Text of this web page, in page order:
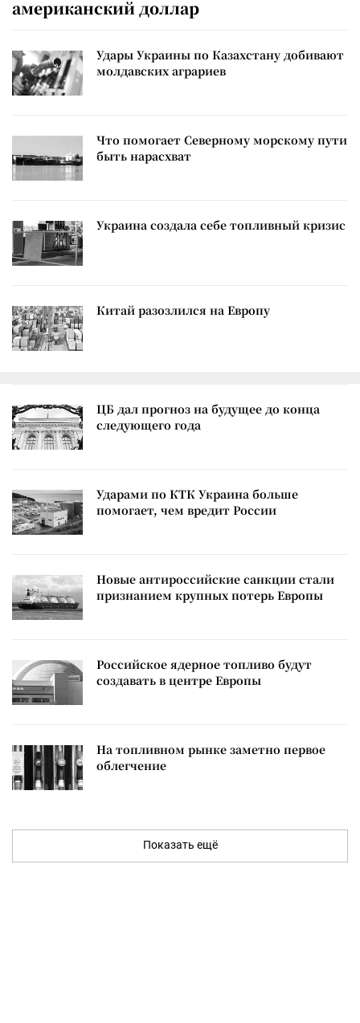
американский доллар
Удары Украины по Казахстану добивают
молдавских аграриев
Что помогает Северному морскому пути
быть нарасхват
Украина создала себе топливный кризис
Китай разозлился на Европу
ЦБ дал прогноз на будущее до конца
следующего года
Ударами по КТК Украина больше
помогает, чем вредит России
Новые антироссийские санкции стали
признанием крупных потерь Европы
Российское ядерное топливо будут
создавать в центре Европы
На топливном рынке заметно первое
облегчение
Показать ещё